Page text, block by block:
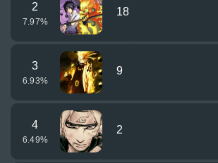
2
7.97%
18
3
6.93%
9
4
6.49%
2